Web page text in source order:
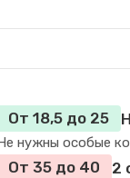
От 18,5 до 25
нужны особые
От 35 до 40 2